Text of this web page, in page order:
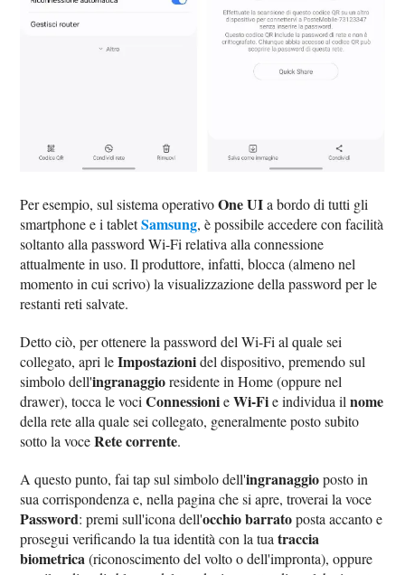
Per esempio, sul sistema operativoOne UIa bordo di tutti gli
smartphone e i tabletSamsung, è possibile accedere con facilità
soltanto alla password Wi-Fi relativa alla connessione
attualmente in uso. Il produttore, infatti, blocca (almeno nel
momento in cui scrivo) la visualizzazione della password per le
restanti reti salvate.
Detto ciò, per ottenere la password del Wi-Fi al quale sei
collegato, apri leImpostazionidel dispositivo, premendo sul
simbolo dell'ingranaggioresidente in Home (oppure nel
drawer), tocca le vociConnessionieWi-Fie individua ilnome
della rete alla quale sei collegato, generalmente posto subito
sotto la voceRete corrente.
A questo punto, fai tap sul simbolo dell'ingranaggioposto in
sua corrispondenza e, nella pagina che si apre, troverai la voce
Password: premi sull'icona dell'occhio barratoposta accanto e
prosegui verificando la tua identità con la tuatraccia
biometrica(riconoscimento del volto o dell'impronta), oppure